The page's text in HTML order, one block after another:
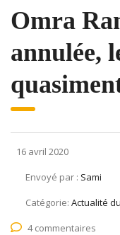
Omra
annulée,
16 avril 2020
Envoyé par : Sami
Catégorie: Actualité
4 commentaires